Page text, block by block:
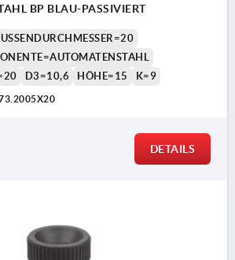
BP BLAU-PASSIVIERT
D3=10,6 HÖHE=15 K=9
DETAILS